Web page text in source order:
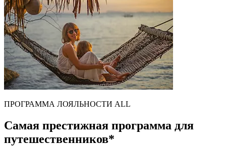
ПРОГРАММА ЛОЯЛЬНОСТИ ALL
Самая престижная программа для
путешественников*